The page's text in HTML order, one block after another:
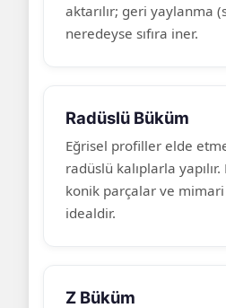
aktarılır; geri yaylanma
neredeyse sıfıra iner.
Radüslü Büküm
Eğrisel profiller elde
radüslü kalıplarla
konik parçalar ve
idealdir.
Z Büküm